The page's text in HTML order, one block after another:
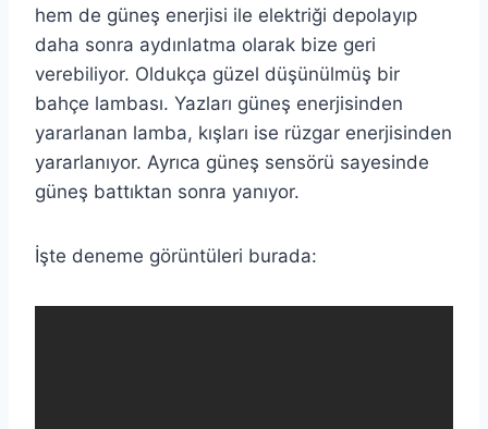
hem de güneş enerjisi ile elektriği depolayıp
daha sonra aydınlatma olarak bize geri
verebiliyor. Oldukça güzel düşünülmüş bir
bahçe lambası. Yazları güneş enerjisinden
yararlanan lamba, kışları ise rüzgar enerjisinden
yararlanıyor. Ayrıca güneş sensörü sayesinde
güneş battıktan sonra yanıyor.
İşte deneme görüntüleri burada: